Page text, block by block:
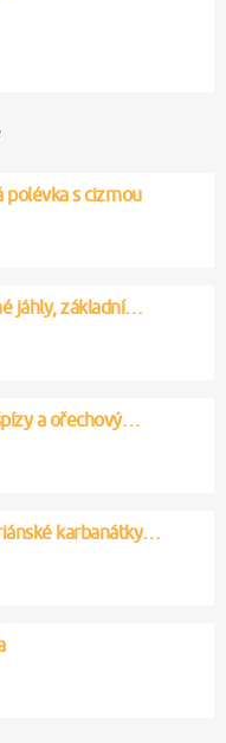
polévka s cizrnou
jáhly, základní…
a ořechový…
karbanátky…